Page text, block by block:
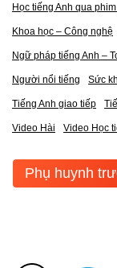
Học tiếng Anh qua
Khoa học – Công nghệ
Ngữ pháp tiếng Anh –
Người nổi tiếng Sức
Tiếng Anh giao tiếp
Video Hài Video Học
Phụ huynh